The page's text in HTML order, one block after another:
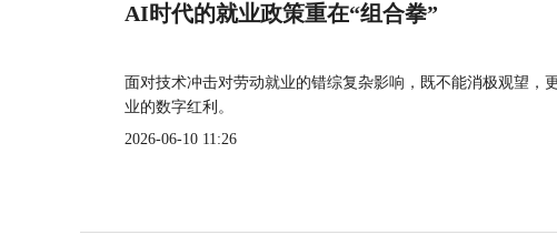
AI时代的就业政策重在“组合拳”
面对技术冲击对劳动就业的错综复杂影响，既不能消极观望
业的数字红利。
2026-06-10 11:26